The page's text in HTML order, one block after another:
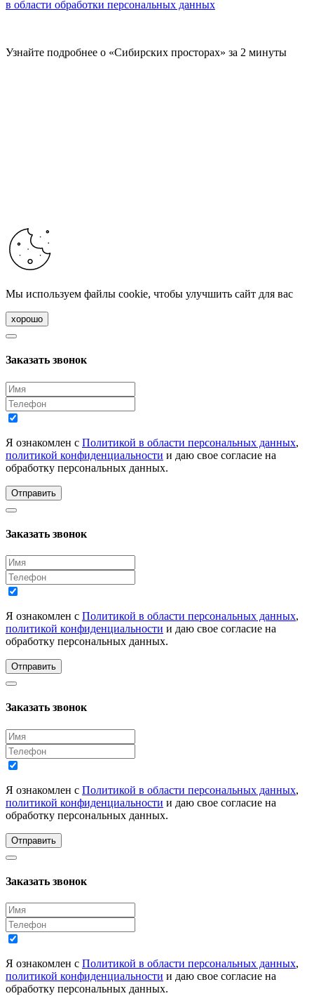
в области обработки персональных данных
Узнайте подробнее о «Сибирских просторах» за 2 минуты
Мы используем файлы cookie, чтобы улучшить сайт для вас
хорошо
Заказать звонок
Я ознакомлен с Политикой в области персональных данных,
политикой конфиденциальности и даю свое согласие на
обработку персональных данных.
Отправить
Заказать звонок
Я ознакомлен с Политикой в области персональных данных,
политикой конфиденциальности и даю свое согласие на
обработку персональных данных.
Отправить
Заказать звонок
Я ознакомлен с Политикой в области персональных данных,
политикой конфиденциальности и даю свое согласие на
обработку персональных данных.
Отправить
Заказать звонок
Я ознакомлен с Политикой в области персональных данных,
политикой конфиденциальности и даю свое согласие на
обработку персональных данных.